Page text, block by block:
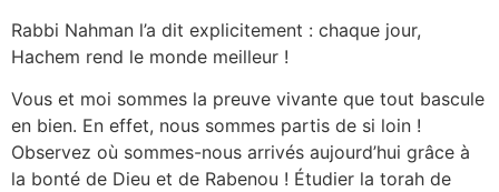
Rabbi Nahman l’a dit explicitement : chaque jour,
Hachem rend le monde meilleur !
Vous et moi sommes la preuve vivante que tout bascule
en bien. En effet, nous sommes partis de si loin !
Observez où sommes-nous arrivés aujourd’hui grâce à
la bonté de Dieu et de Rabenou ! Étudier la torah de